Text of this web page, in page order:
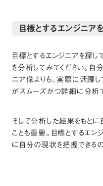
目標とするエンジニア
目標とするエンジニアを探
を分析してみてください。自
ニア像よりも、実際に活躍
がスムーズかつ詳細に分析
そして分析した結果をもと
ことも重要。目標とするエ
に自分の現状を把握できる